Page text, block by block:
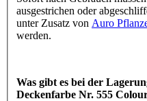
ausgestrichen oder
unter Zusatz von Auro
werden.
Was gibt es bei der
Deckenfarbe Nr. 555